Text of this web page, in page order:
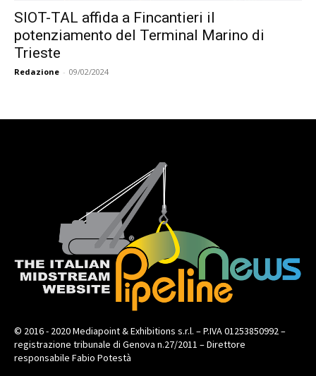
SIOT-TAL affida a Fincantieri il
potenziamento del Terminal Marino di
Trieste
Redazione - 09/02/2024
© 2016 - 2020 Mediapoint & Exhibitions s.r.l. – P.IVA 01253850992 –
registrazione tribunale di Genova n.27/2011 – Direttore
responsabile Fabio Potestà